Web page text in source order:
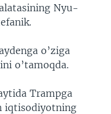
Nyu-
o’ziga
o’tamoqda.
Trampga
iqtisodiyotning